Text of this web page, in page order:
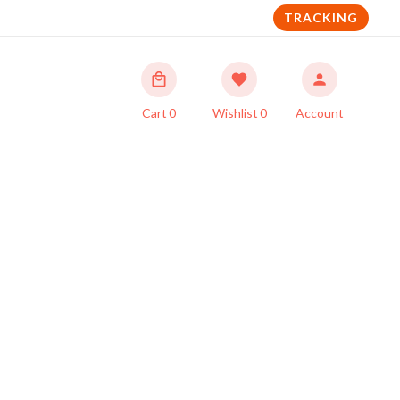
TRACKING
Cart0 Wishlist0 Account